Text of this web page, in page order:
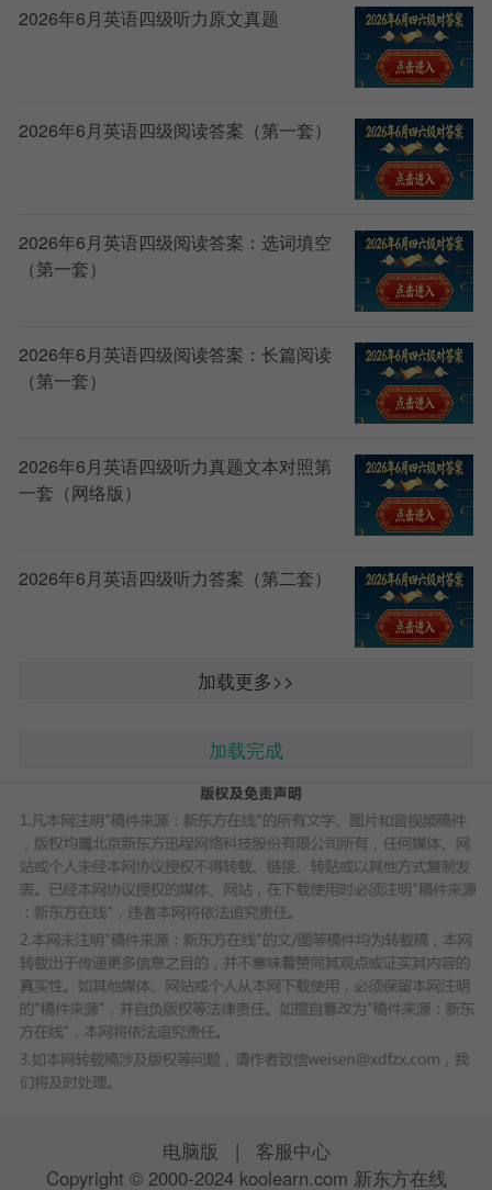
2026年6月英语四级听力原文真题
2026年6月英语四级阅读答案（第一套）
2026年6月英语四级阅读答案：选词填空
（第一套）
2026年6月英语四级阅读答案：长篇阅读
（第一套）
2026年6月英语四级听力真题文本对照第
一套（网络版）
2026年6月英语四级听力答案（第二套）
加载更多>>
加载完成
电脑版 |
客服中心
Copyright © 2000-2024 koolearn.com 新东方在线